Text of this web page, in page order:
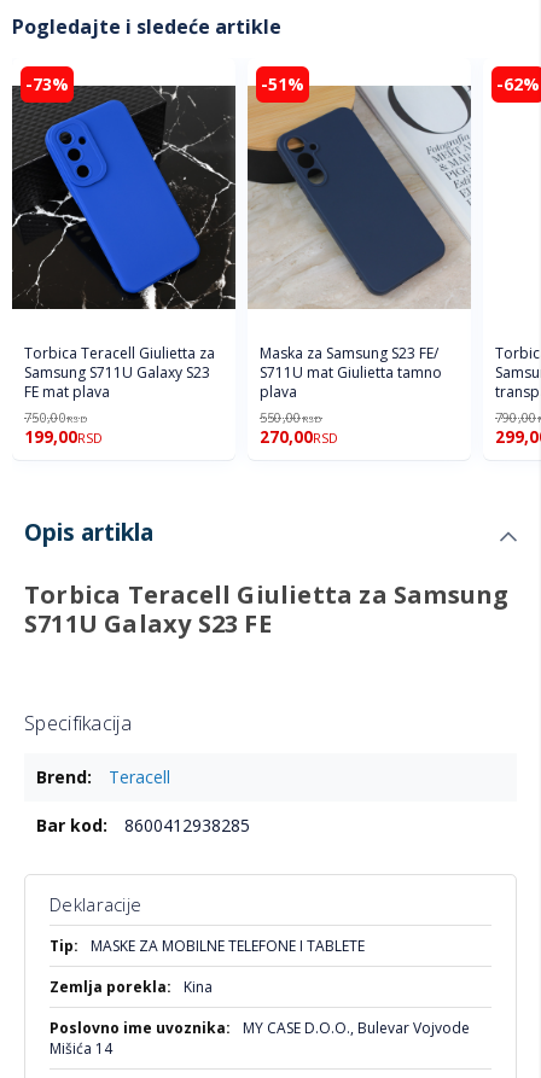
Pogledajte i sledeće artikle
-73%
Torbica Teracell Giulietta za
Samsung S711U Galaxy S23
FE mat plava
750,00RSD
199,00RSD
-51%
Maska za Samsung S23 FE/
S711U mat Giulietta tamno
plava
550,00RSD
270,00RSD
-62%
790,00
Opis artikla
Torbica Teracell Giulietta za Samsung
S711U Galaxy S23 FE
Specifikacija
informacija Teracell
8600412938285
Deklaracije
Više
informacija
MASKE ZA MOBILNE TELEFONE I TABLETE
Kina
MY CASE D.O.O., Bulevar Vojvode
Mišića 14